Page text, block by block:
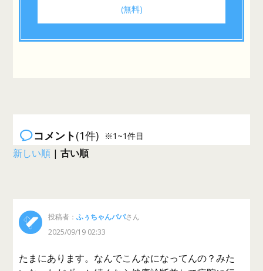
(無料)
コメント(1件) ※1~1件目
新しい順 |古い順
投稿者：ふぅちゃんパパさん
2025/09/19 02:33
たまにあります。なんでこんなになってんの？みた